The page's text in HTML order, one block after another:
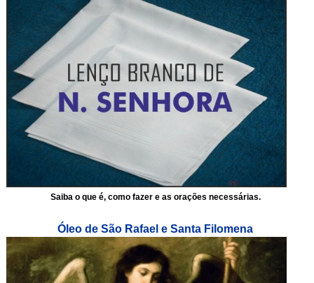
Saiba o que é, como fazer e as orações necessárias.
Óleo de São Rafael e Santa Filomena